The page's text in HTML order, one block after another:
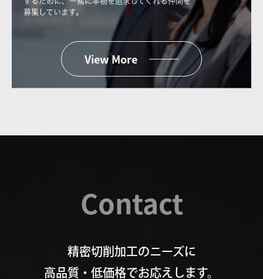
募集しています。
View More
Contact
精密切削加工のニーズに
高品質・低価格でお応えします。